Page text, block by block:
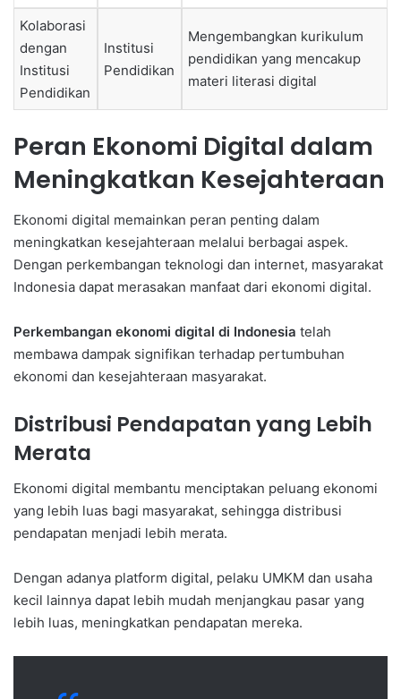
Kolaborasi
dengan
Institusi
Pendidikan
Institusi
Pendidikan
Mengembangkan kurikulum
pendidikan yang mencakup
materi literasi digital
Peran Ekonomi Digital dalam
Meningkatkan Kesejahteraan
Ekonomi digital memainkan peran penting dalam
meningkatkan kesejahteraan melalui berbagai aspek.
Dengan perkembangan teknologi dan internet, masyarakat
Indonesia dapat merasakan manfaat dari ekonomi digital.
Perkembangan ekonomi digital di Indonesia telah
membawa dampak signifikan terhadap pertumbuhan
ekonomi dan kesejahteraan masyarakat.
Distribusi Pendapatan yang Lebih
Merata
Ekonomi digital membantu menciptakan peluang ekonomi
yang lebih luas bagi masyarakat, sehingga distribusi
pendapatan menjadi lebih merata.
Dengan adanya platform digital, pelaku UMKM dan usaha
kecil lainnya dapat lebih mudah menjangkau pasar yang
lebih luas, meningkatkan pendapatan mereka.